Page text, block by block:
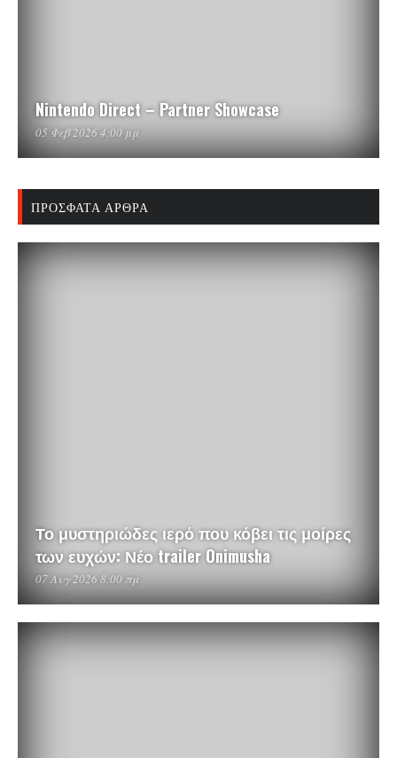
Nintendo Direct – Partner Showcase
05 Φεβ 2026 4:00 μμ
ΠΡΌΣΦΑΤΑ ΆΡΘΡΑ
Το μυστηριώδες ιερό που κόβει τις μοίρες
των ευχών: Νέο trailer Onimusha
07 Αυγ 2026 8:00 πμ